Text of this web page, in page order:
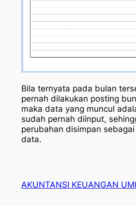
Bila ternyata pada bulan
pernah dilakukan posting
maka data yang muncul
sudah pernah diinput,
perubahan disimpan
data.
AKUNTANSI KEUANGAN